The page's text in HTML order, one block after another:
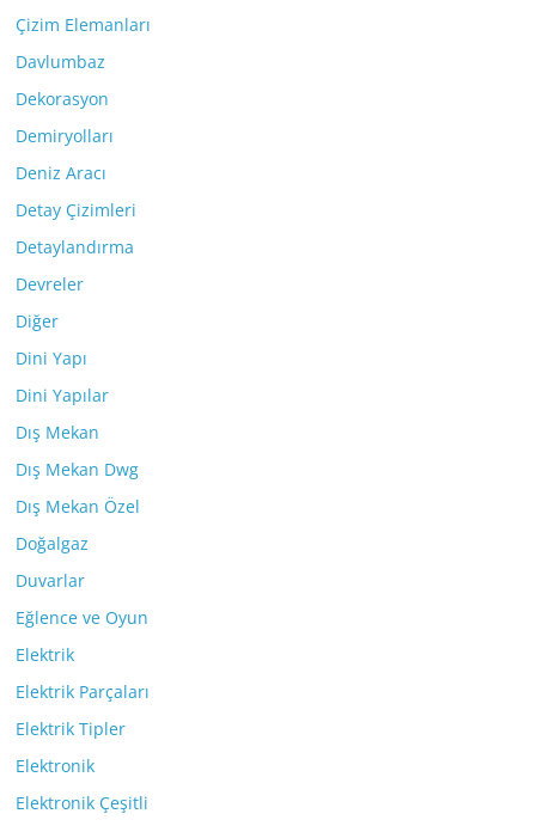
Çizim Elemanları
Davlumbaz
Dekorasyon
Demiryolları
Deniz Aracı
Detay Çizimleri
Detaylandırma
Devreler
Diğer
Dini Yapı
Dini Yapılar
Dış Mekan
Dış Mekan Dwg
Dış Mekan Özel
Doğalgaz
Duvarlar
Eğlence ve Oyun
Elektrik
Elektrik Parçaları
Elektrik Tipler
Elektronik
Elektronik Çeşitli